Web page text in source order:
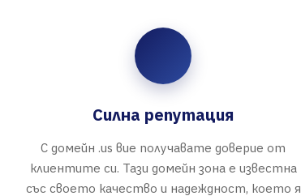
Силна репутация
С домейн .us вие получавате доверие от
клиентите си. Тази домейн зона е известна
със своето качество и надеждност, което я